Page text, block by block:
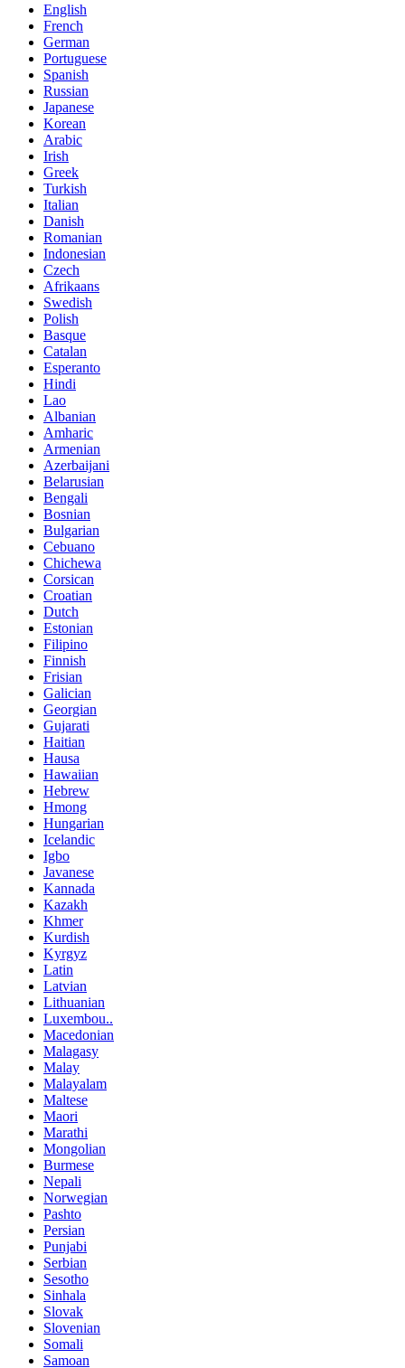
English
French
German
Portuguese
Spanish
Russian
Japanese
Korean
Arabic
Irish
Greek
Turkish
Italian
Danish
Romanian
Indonesian
Czech
Afrikaans
Swedish
Polish
Basque
Catalan
Esperanto
Hindi
Lao
Albanian
Amharic
Armenian
Azerbaijani
Belarusian
Bengali
Bosnian
Bulgarian
Cebuano
Chichewa
Corsican
Croatian
Dutch
Estonian
Filipino
Finnish
Frisian
Galician
Georgian
Gujarati
Haitian
Hausa
Hawaiian
Hebrew
Hmong
Hungarian
Icelandic
Igbo
Javanese
Kannada
Kazakh
Khmer
Kurdish
Kyrgyz
Latin
Latvian
Lithuanian
Luxembou..
Macedonian
Malagasy
Malay
Malayalam
Maltese
Maori
Marathi
Mongolian
Burmese
Nepali
Norwegian
Pashto
Persian
Punjabi
Serbian
Sesotho
Sinhala
Slovak
Slovenian
Somali
Samoan